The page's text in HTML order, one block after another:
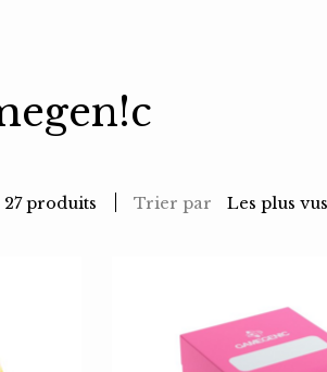
27 produits Trier par Les plus vus